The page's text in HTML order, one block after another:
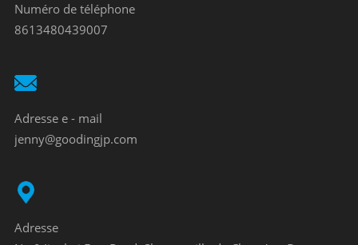
Numéro de téléphone
8613480439007
Adresse e - mail
jenny@goodingjp.com
Adresse